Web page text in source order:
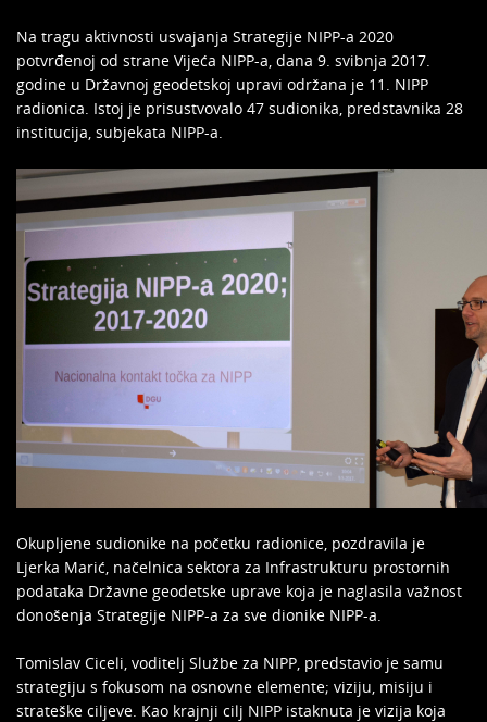
Na tragu aktivnosti usvajanja Strategije NIPP-a 2020
potvrđenoj od strane Vijeća NIPP-a, dana 9. svibnja 2017.
godine u Državnoj geodetskoj upravi održana je 11. NIPP
radionica. Istoj je prisustvovalo 47 sudionika, predstavnika 28
institucija, subjekata NIPP-a.
Okupljene sudionike na početku radionice, pozdravila je
Ljerka Marić, načelnica sektora za Infrastrukturu prostornih
podataka Državne geodetske uprave koja je naglasila važnost
donošenja Strategije NIPP-a za sve dionike NIPP-a.
Tomislav Ciceli, voditelj Službe za NIPP, predstavio je samu
strategiju s fokusom na osnovne elemente; viziju, misiju i
strateške ciljeve. Kao krajnji cilj NIPP istaknuta je vizija koja